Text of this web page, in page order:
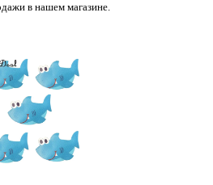
в нашем магазине.